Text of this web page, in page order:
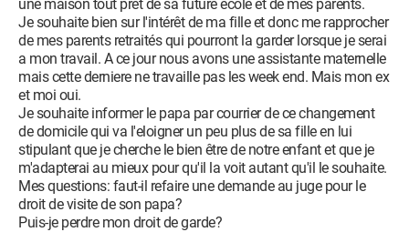
une maison tout pret de sa future ecole et de mes parents.
Je souhaite bien sur l'intérêt de ma fille et donc me rapprocher
de mes parents retraités qui pourront la garder lorsque je serai
a mon travail. A ce jour nous avons une assistante maternelle
mais cette derniere ne travaille pas les week end. Mais mon ex
et moi oui.
Je souhaite informer le papa par courrier de ce changement
de domicile qui va l'eloigner un peu plus de sa fille en lui
stipulant que je cherche le bien être de notre enfant et que je
m'adapterai au mieux pour qu'il la voit autant qu'il le souhaite.
Mes questions: faut-il refaire une demande au juge pour le
droit de visite de son papa?
Puis-je perdre mon droit de garde?